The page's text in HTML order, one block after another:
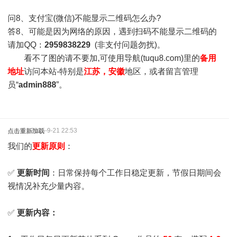
问8、支付宝(微信)不能显示二维码怎么办?
答8、可能是因为网络的原因，遇到扫码不能显示二维码的
请加QQ： 2959838229 (非支付问题勿扰)。
看不了图的请不要加,可使用导航(tuqu8.com)里的备用
地址访问本站-特别是江苏，安徽地区，或者留言管理
员“admin888”。
点击重新加载2025-9-21 22:53
我们的更新原则 ：
✅ 更新时间 ：日常保持每个工作日稳定更新，节假日期间会
视情况补充少量内容。
✅ 更新内容：